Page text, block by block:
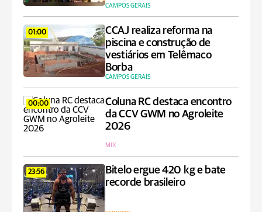
CAMPOS GERAIS
01:00
CCAJ realiza reforma na
piscina e construção de
vestiários em Telêmaco
Borba
CAMPOS GERAIS
00:00
Coluna RC destaca encontro
da CCV GWM no Agroleite
2026
MIX
23:56
Bitelo ergue 420 kg e bate
recorde brasileiro